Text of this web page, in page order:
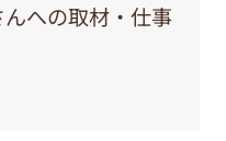
への取材・仕事